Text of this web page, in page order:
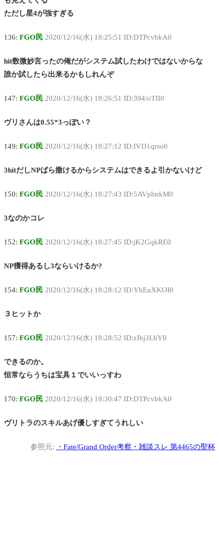
ただし星4が強すぎる
136: FGO民 2020/12/16(水) 18:25:51 ID:DTPcvbkA0
hit数微妙言ったの俺だがシステム試したわけではないからな
誰か試したら出来るかもしれんぞ
147: FGO民 2020/12/16(水) 18:26:51 ID:394/oTII0
ヴリさんは0.55*3っぽい？
149: FGO民 2020/12/16(水) 18:27:12 ID:IVD1qrso0
3hitだしNPばら撒けるからシステムはできるよ引かないけど
150: FGO民 2020/12/16(水) 18:27:43 ID:5AVphnkM0
3なのかコレ
152: FGO民 2020/12/16(水) 18:27:45 ID:jK2GqkRE0
NP獲得あるし3ならいけるか?
154: FGO民 2020/12/16(水) 18:28:12 ID:YhEuXKOI0
３ヒットか
157: FGO民 2020/12/16(水) 18:28:52 ID:zIbj3LbY0
できるのか。
恒常ならうちは宝具１でいいっすわ
170: FGO民 2020/12/16(水) 18:30:47 ID:DTPcvbkA0
ヴリトラのスキルあげ優しすぎてうれしい
参照元: ・ Fate/Grand Order考察・雑談スレ 第4465の聖杯